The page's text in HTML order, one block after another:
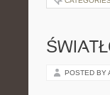
POSTED BY